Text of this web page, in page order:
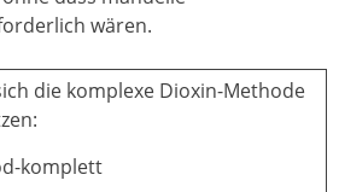
wären.
die komplexe Dioxin-Methode